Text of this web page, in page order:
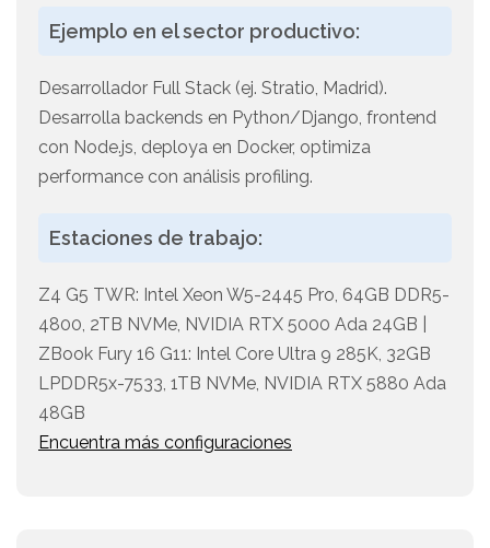
Ejemplo en el sector productivo:
Desarrollador Full Stack (ej. Stratio, Madrid).
Desarrolla backends en Python/Django, frontend
con Node.js, deploya en Docker, optimiza
performance con análisis profiling.
Estaciones de trabajo:
Z4 G5 TWR: Intel Xeon W5-2445 Pro, 64GB DDR5-
4800, 2TB NVMe, NVIDIA RTX 5000 Ada 24GB |
ZBook Fury 16 G11: Intel Core Ultra 9 285K, 32GB
LPDDR5x-7533, 1TB NVMe, NVIDIA RTX 5880 Ada
48GB
Encuentra más configuraciones